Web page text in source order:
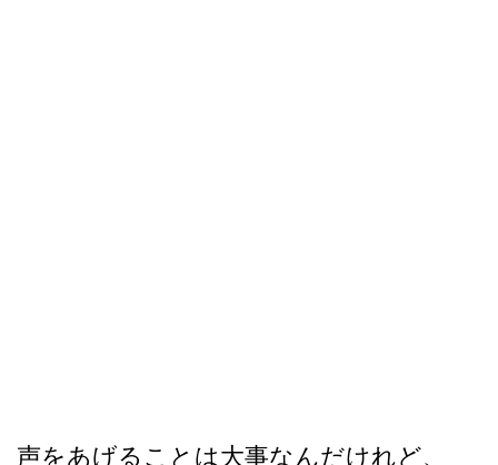
声をあげることは大事なんだけれど、